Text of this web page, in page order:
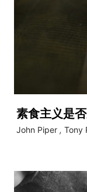
素食主义是
John Piper , Tony